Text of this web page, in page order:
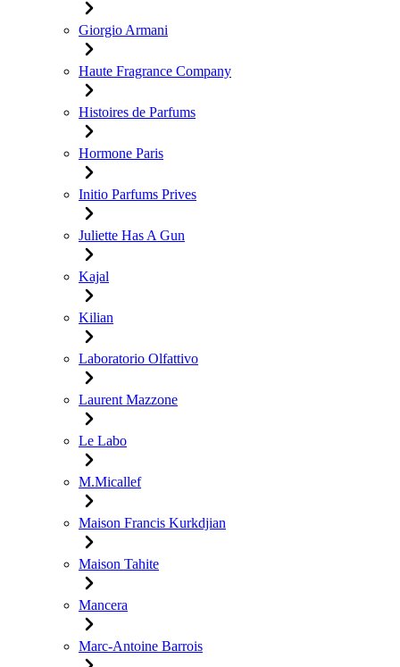
Giorgio Armani
Haute Fragrance Company
Histoires de Parfums
Hormone Paris
Initio Parfums Prives
Juliette Has A Gun
Kajal
Kilian
Laboratorio Olfattivo
Laurent Mazzone
Le Labo
M.Micallef
Maison Francis Kurkdjian
Maison Tahite
Mancera
Marc-Antoine Barrois